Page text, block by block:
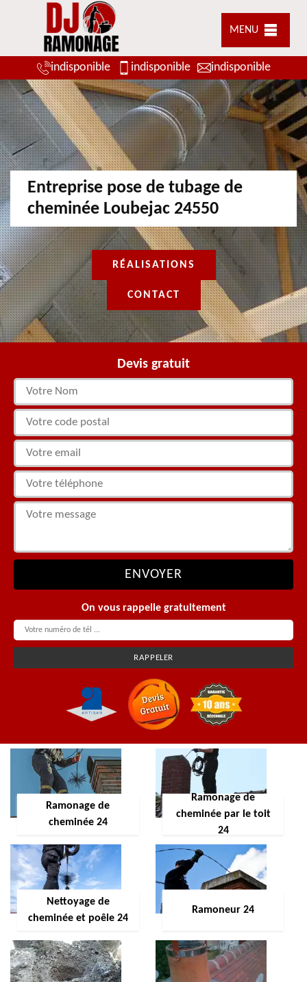
MENU
indisponible indisponible indisponible
Entreprise pose de tubage de
cheminée Loubejac 24550
RÉALISATIONS
CONTACT
Devis gratuit
On vous rappelle gratuitement
Ramonage de
cheminée 24
Ramonage de
cheminée par le toit
24
Nettoyage de
cheminée et poêle 24
Ramoneur 24